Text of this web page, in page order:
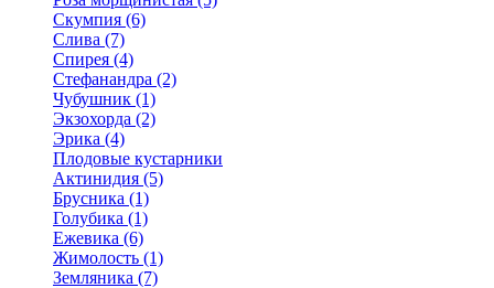
Скумпия (6)
Слива (7)
Спирея (4)
Стефанандра (2)
Чубушник (1)
Экзохорда (2)
Эрика (4)
Плодовые кустарники
Актинидия (5)
Брусника (1)
Голубика (1)
Ежевика (6)
Жимолость (1)
Земляника (7)